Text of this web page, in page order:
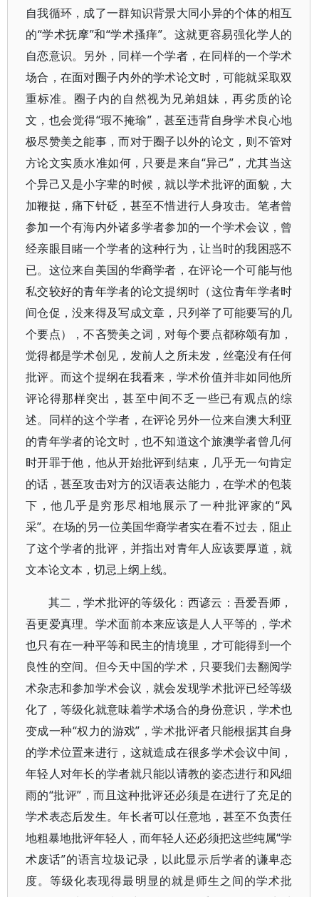
自我循环，成了一群知识背景大同小异的个体的相互
的“学术抚摩”和“学术搔痒”。这就更容易强化学人的
自恋意识。另外，同样一个学者，在同样的一个学术
场合，在面对圈子内外的学术论文时，可能就采取双
重标准。圈子内的自然视为兄弟姐妹，再劣质的论
文，也会觉得“瑕不掩瑜”，甚至违背自身学术良心地
极尽赞美之能事，而对于圈子以外的论文，则不管对
方论文实质水准如何，只要是来自“异己”，尤其当这
个异己又是小字辈的时候，就以学术批评的面貌，大
加鞭挞，痛下针砭，甚至不惜进行人身攻击。笔者曾
参加一个有海内外诸多学者参加的一个学术会议，曾
经亲眼目睹一个学者的这种行为，让当时的我困惑不
已。这位来自美国的华裔学者，在评论一个可能与他
私交较好的青年学者的论文提纲时（这位青年学者时
间仓促，没来得及写成文章，只列举了可能要写的几
个要点），不吝赞美之词，对每个要点都称颂有加，
觉得都是学术创见，发前人之所未发，丝毫没有任何
批评。而这个提纲在我看来，学术价值并非如同他所
评论得那样突出，甚至中间不乏一些已有观点的综
述。同样的这个学者，在评论另外一位来自澳大利亚
的青年学者的论文时，也不知道这个旅澳学者曾几何
时开罪于他，他从开始批评到结束，几乎无一句肯定
的话，甚至攻击对方的汉语表达能力，在学术的包装
下，他几乎是穷形尽相地展示了一种批评家的“风
采”。在场的另一位美国华裔学者实在看不过去，阻止
了这个学者的批评，并指出对青年人应该要厚道，就
文本论文本，切忌上纲上线。
其二，学术批评的等级化：西谚云：吾爱吾师，
吾更爱真理。学术面前本来应该是人人平等的，学术
也只有在一种平等和民主的情境里，才可能得到一个
良性的空间。但今天中国的学术，只要我们去翻阅学
术杂志和参加学术会议，就会发现学术批评已经等级
化了，等级化就意味着学术场合的身份意识，学术也
变成一种“权力的游戏”，学术批评者只能根据其自身
的学术位置来进行，这就造成在很多学术会议中间，
年轻人对年长的学者就只能以请教的姿态进行和风细
雨的“批评”，而且这种批评还必须是在进行了充足的
学术表态后发生。年长者可以任意地，甚至不负责任
地粗暴地批评年轻人，而年轻人还必须把这些纯属“学
术废话”的语言垃圾记录，以此显示后学者的谦卑态
度。等级化表现得最明显的就是师生之间的学术批